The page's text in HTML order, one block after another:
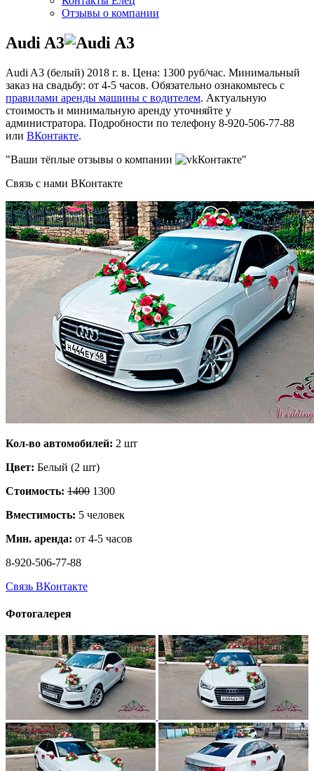
Отзывы о компании
Audi A3
Audi A3 (белый) 2018 г. в. Цена: 1300 руб/час. Минимальный
заказ на свадьбу: от 4-5 часов. Обязательно ознакомьтесь с
правилами аренды машины с водителем. Актуальную
стоимость и минимальную аренду уточняйте у
администратора. Подробности по телефону 8-920-506-77-88
или ВКонтакте.
"Ваши тёплые отзывы о компании
Контакте"
Связь с нами ВКонтакте
Кол-во автомобилей: 2 шт
Цвет: Белый (2 шт)
Стоимость: 1400 1300
Вместимость: 5 человек
Мин. аренда: от 4-5 часов
8-920-506-77-88
Связь ВКонтакте
Фотогалерея